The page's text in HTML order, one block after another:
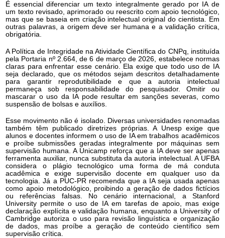
É essencial diferenciar um texto integralmente gerado por IA de
um texto revisado, aprimorado ou reescrito com apoio tecnológico,
mas que se baseia em criação intelectual original do cientista. Em
outras palavras, a origem deve ser humana e a validação crítica,
obrigatória.
A Política de Integridade na Atividade Científica do CNPq, instituída
pela Portaria nº 2.664, de 6 de março de 2026, estabelece normas
claras para enfrentar esse cenário. Ela exige que todo uso de IA
seja declarado, que os métodos sejam descritos detalhadamente
para garantir reprodutibilidade e que a autoria intelectual
permaneça sob responsabilidade do pesquisador. Omitir ou
mascarar o uso da IA pode resultar em sanções severas, como
suspensão de bolsas e auxílios.
Esse movimento não é isolado. Diversas universidades renomadas
também têm publicado diretrizes próprias. A Unesp exige que
alunos e docentes informem o uso de IA em trabalhos acadêmicos
e proíbe submissões geradas integralmente por máquinas sem
supervisão humana. A Unicamp reforça que a IA deve ser apenas
ferramenta auxiliar, nunca substituta da autoria intelectual. A UFBA
considera o plágio tecnológico uma forma de má conduta
acadêmica e exige supervisão docente em qualquer uso da
tecnologia. Já a PUC-PR recomenda que a IA seja usada apenas
como apoio metodológico, proibindo a geração de dados fictícios
ou referências falsas. No cenário internacional, a Stanford
University permite o uso de IA em tarefas de apoio, mas exige
declaração explícita e validação humana, enquanto a University of
Cambridge autoriza o uso para revisão linguística e organização
de dados, mas proíbe a geração de conteúdo científico sem
supervisão crítica.